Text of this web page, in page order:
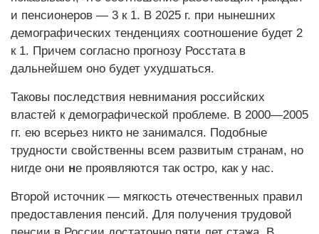
и пенсионеров — 3 к 1. В 2025 г. при нынешних
демографических тенденциях соотношение будет 2
к 1. Причем согласно прогнозу Росстата в
дальнейшем оно будет ухудшаться.
Таковы последствия невнимания российских
властей к демографической проблеме. В 2000—2005
гг. ею всерьез никто не занимался. Подобные
трудности свойственны всем развитым странам, но
нигде они не проявляются так остро, как у нас.
Второй источник — мягкость отечественных правил
предоставления пенсий. Для получения трудовой